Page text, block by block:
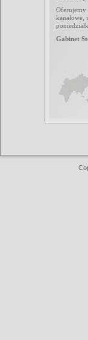
Oferujemy
kanałowe,
Gabinet